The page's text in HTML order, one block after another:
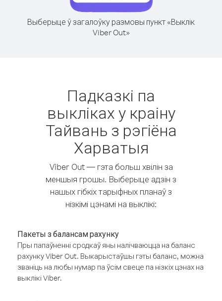
Выберыце ў загалоўку размовы пункт «Выклік
Viber Out»
Падказкі па
выкліках у краіну
Тайвань з рэгіёна
Харватыя
Viber Out — гэта больш хвілін за
меншыя грошы. Выберыце адзін з
нашых гібкіх тарыфных планаў з
нізкімі цэнамі на выклікі:
Пакеты з балансам рахунку
Пры папаўненні сродкаў яны налічваюцца на баланс
рахунку Viber Out. Выкарыстаўшы гэты баланс, можна
званіць на любы нумар па ўсім свеце па нізкіх цэнах на
выклікі Viber.